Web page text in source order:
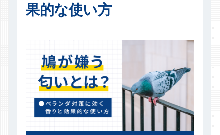
果的な使い方